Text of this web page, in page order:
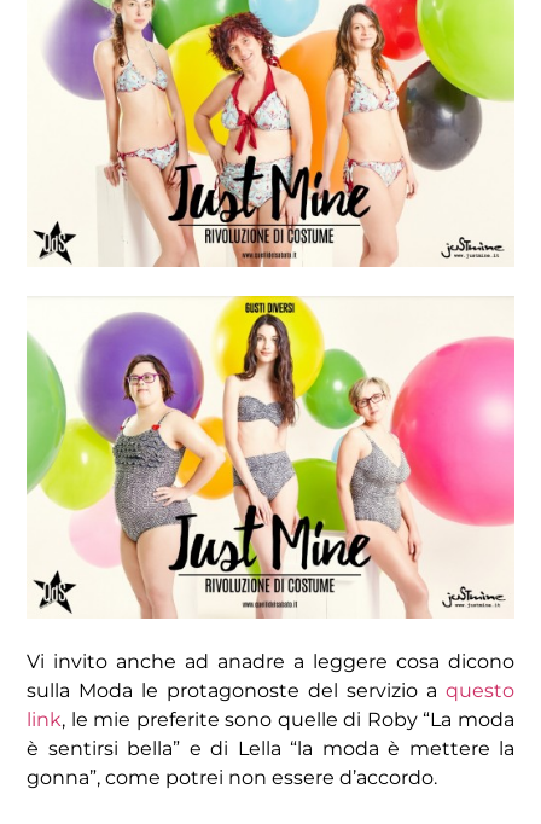
Vi invito anche ad anadre a leggere cosa dicono
sulla Moda le protagonoste del servizio a questo
link, le mie preferite sono quelle di Roby “La moda
è sentirsi bella” e di Lella “la moda è mettere la
gonna”, come potrei non essere d’accordo.